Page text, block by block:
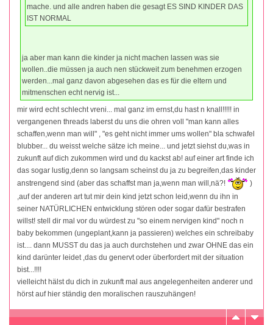
mache. und alle andren haben die gesagt ES SIND KINDER DAS
IST NORMAL
ja aber man kann die kinder ja nicht machen lassen was sie
wollen..die müssen ja auch nen stückweit zum benehmen erzogen
werden...mal ganz davon abgesehen das es für die eltern und
mitmenschen echt nervig ist...
mir wird echt schlecht vreni... mal ganz im ernst,du hast n knall!!!!! in
vergangenen threads laberst du uns die ohren voll "man kann alles
schaffen,wenn man will" , "es geht nicht immer ums wollen" bla schwafel
blubber... du weisst welche sätze ich meine... und jetzt siehst du,was in
zukunft auf dich zukommen wird und du kackst ab! auf einer art finde ich
das sogar lustig,denn so langsam scheinst du ja zu begreifen,das kinder
anstrengend sind (aber das schaffst man ja,wenn man will,nä?!
)
,auf der anderen art tut mir dein kind jetzt schon leid,wenn du ihn in
seiner NATÜRLICHEN entwicklung stören oder sogar dafür bestrafen
willst! stell dir mal vor du würdest zu "so einem nervigen kind" noch n
baby bekommen (ungeplant,kann ja passieren) welches ein schreibaby
ist.... dann MUSST du das ja auch durchstehen und zwar OHNE das ein
kind darünter leidet ,das du genervt oder überfordert mit der situation
bist...!!!!
vielleicht hälst du dich in zukunft mal aus angelegenheiten anderer und
hörst auf hier ständig den moralischen rauszuhängen!